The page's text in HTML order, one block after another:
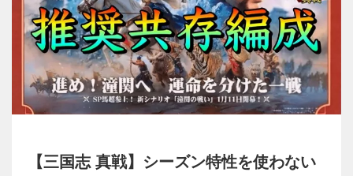
【三国志 真戦】シーズン特性を使わない